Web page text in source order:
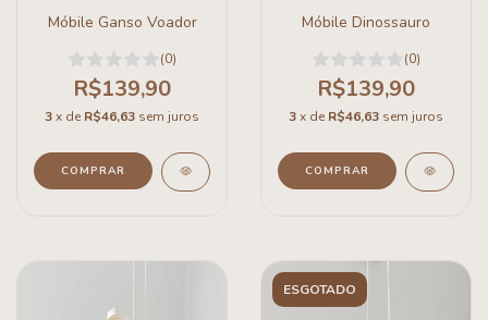
Móbile Ganso Voador
(0)
R$139,90
3x de R$46,63 sem juros
Móbile Dinossauro
(0)
R$139,90
3x de R$46,63 sem juros
ESGOTADO